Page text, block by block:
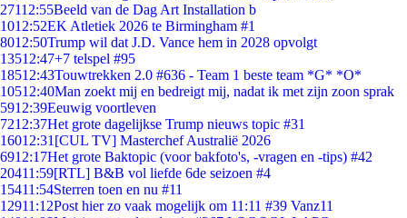
27112:55Beeld van de Dag Art Installation b
1012:52EK Atletiek 2026 te Birmingham #1
8012:50Trump wil dat J.D. Vance hem in 2028 opvolgt
13512:47+7 telspel #95
18512:43Touwtrekken 2.0 #636 - Team 1 beste team *G* *O*
10512:40Man zoekt mij en bedreigt mij, nadat ik met zijn zoon sprak
5912:39Eeuwig voortleven
7212:37Het grote dagelijkse Trump nieuws topic #31
16012:31 [CUL TV] Masterchef Australië 2026
6912:17Het grote Baktopic (voor bakfoto's, -vragen en -tips) #42
20411:59[RTL] B&B vol liefde 6de seizoen #4
15411:54Sterren toen en nu #11
12911:12Post hier zo vaak mogelijk om 11:11 #39 Vanz11